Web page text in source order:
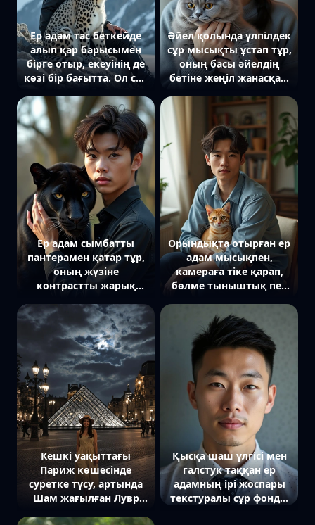
Ер адам тас беткейде
алып қар барысымен
бірге отыр, екеуінің де
көзі бір бағытта. Ол сәл
алыстан бір нәрсені
қырағы бақылап отыр.
Артында тау тізбегі,
суық жарық мех
құрылымын және қатаң
атмосфераны
айқындайды. Жақын
план.
Әйел қолында үлпілдек
сұр мысықты ұстап тұр,
оның басы әйелдің
бетіне жеңіл жанасқан.
қарап тұр, ал
саусақтары мысықтың
жүніне батып кеткен.
Артында жылы шам
жарығы, кітап сөрелері
мен жайлы кресло.
Ер адам сымбатты
пантерамен қатар тұр,
оның жүзіне
контрастты жарық
пантераның арқасына
жеңіл тиіп, камераға
сенімді түрде қарап тұр,
ал пантера алыстан
бірдеңені бақылап тұр.
Артында бұлдыр
ағаштардың көлеңкесі.
Жақын план.
Орындықта отырған ер
адам мысықпен,
камераға тіке қарап,
бөлме тыныштық пен
Кешкі уақыттағы
Париж көшесінде
суретке түсу, артында
Шам жағылған Лувр
Қысқа шаш үлгісі мен
галстук таққан ер
адамның ірі жоспары
текстуралы сұр фонда,